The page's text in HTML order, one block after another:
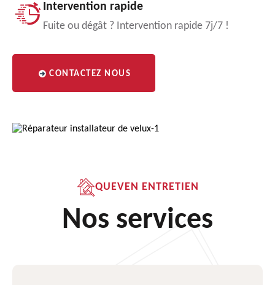
Intervention rapide
Fuite ou dégât ? Intervention rapide 7j/7 !
CONTACTEZ NOUS
QUEVEN ENTRETIEN
Nos services